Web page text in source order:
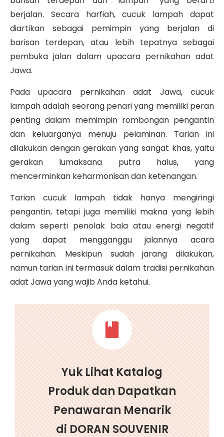
berjalan. Secara harfiah,cucuk lampah dapat
diartikan sebagai pemimpin yang berjalan di
barisan terdepan, atau lebih tepatnya sebagai
pembuka jalan dalam upacara pernikahan adat
Jawa.
Pada upacara pernikahan adat Jawa, cucuk
lampahadalah seorang penari yang memiliki peran
penting dalam memimpin rombongan pengantin
dan keluarganya menuju pelaminan. Tarian ini
dilakukan dengan gerakan yang sangat khas, yaitu
gerakan lumaksana putra halus, yang
mencerminkan keharmonisan dan ketenangan.
Tarian cucuk lampah tidak hanya mengiringi
pengantin, tetapi juga memiliki makna yang lebih
dalam seperti penolak bala atau energi negatif
yang dapat mengganggu jalannya acara
pernikahan. Meskipun sudah jarang dilakukan,
namun tarian ini termasuk dalam tradisi pernikahan
adat Jawa yang wajib Anda ketahui.
Yuk Lihat Katalog
Produk dan Dapatkan
Penawaran Menarik
di DORAN SOUVENIR